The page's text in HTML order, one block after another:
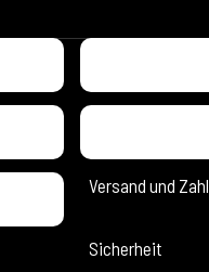
Versand und
Sicherheit